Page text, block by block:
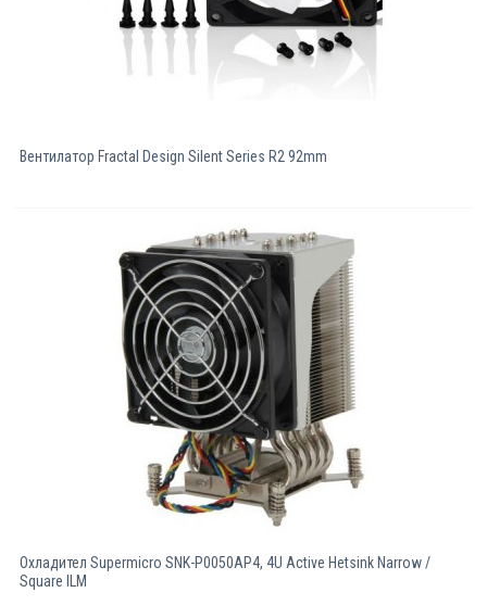
Вентилатор Fractal Design Silent Series R2 92mm
Охладител Supermicro SNK-P0050AP4, 4U Active Hetsink Narrow /
Square ILM